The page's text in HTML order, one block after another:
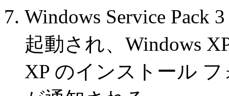
Windows Service
起動され、Windows
XP のインストール